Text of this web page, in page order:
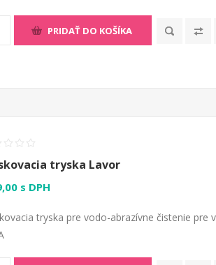
PRIDAŤ DO KOŠÍKA
tryska Lavor
s DPH
tryska pre vodo-abrazívne čistenie